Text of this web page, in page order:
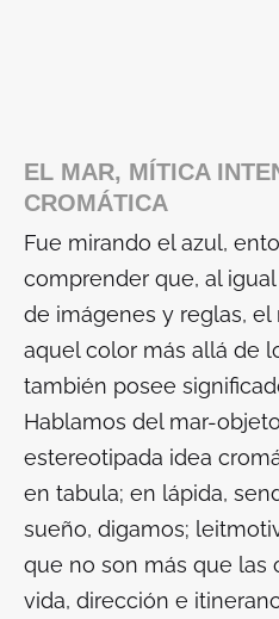
EL MAR, MÍTICA
CROMÁTICA
Fue mirando el azul,
comprender que, al
de imágenes y reglas, el
aquel color más allá de
también posee
Hablamos del mar-
estereotipada idea
en tabula; en lápida,
sueño, digamos;
que no son más que las
vida, dirección e